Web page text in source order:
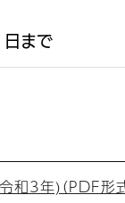
まで
和3年)（PDF形